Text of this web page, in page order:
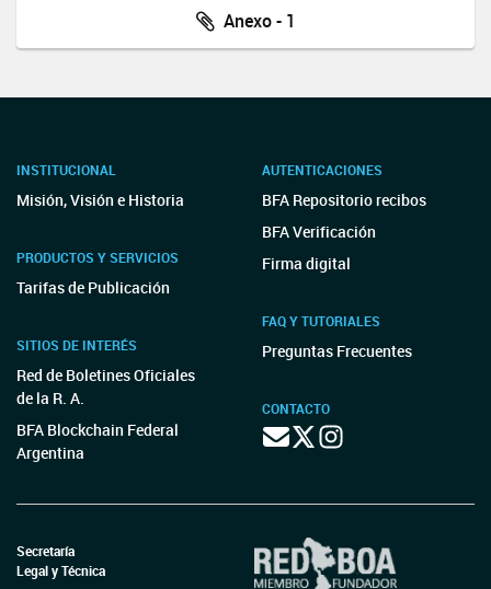
Anexo - 1
INSTITUCIONAL
Misión, Visión e Historia
PRODUCTOS Y SERVICIOS
Tarifas de Publicación
SITIOS DE INTERÉS
Red de Boletines Oficiales
de la R. A.
BFA Blockchain Federal
Argentina
AUTENTICACIONES
BFA Repositorio recibos
BFA Verificación
Firma digital
FAQ Y TUTORIALES
Preguntas Frecuentes
CONTACTO
Secretaría
Legal y Técnica